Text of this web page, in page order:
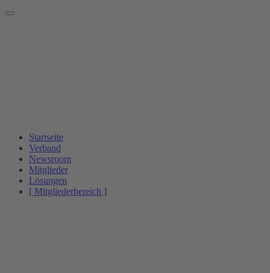
Startseite
Verband
Newsroom
Mitglieder
Lösungen
[ Mitgliederbereich ]